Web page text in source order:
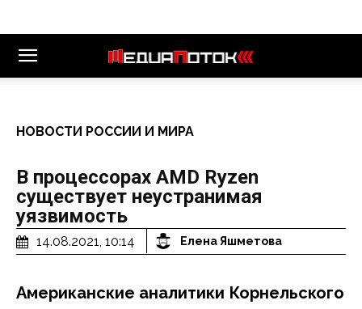
НОВОСТИ РОССИИ И МИРА
В процессорах AMD Ryzen
существует неустранимая
уязвимость
14.08.2021, 10:14 Елена Яшметова
Американские аналитики Корнельского